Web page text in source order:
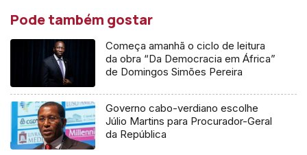
Pode também gostar
Começa amanhã o ciclo de leitura
da obra “Da Democracia em África”
de Domingos Simões Pereira
Governo cabo-verdiano escolhe
Júlio Martins para Procurador-Geral
da República